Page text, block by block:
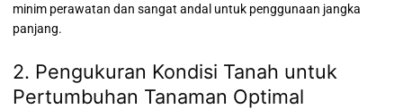
minim perawatan dan sangat andal untuk penggunaan jangka
panjang.
2. Pengukuran Kondisi Tanah untuk
Pertumbuhan Tanaman Optimal